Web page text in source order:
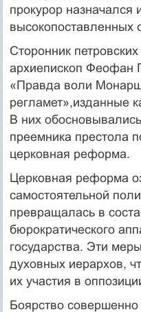
прокурор назначался
высокопоставленных
Сторонник
архиепископ Феофан
«Правда воли
регламет»,изданные
В них
преемника престола
церковная реформа.
Церковная реформа
самостоятельной
превращалась в
бюрократического
государства. Эти
духовных иерархов,
их участия в
Боярство совершенно